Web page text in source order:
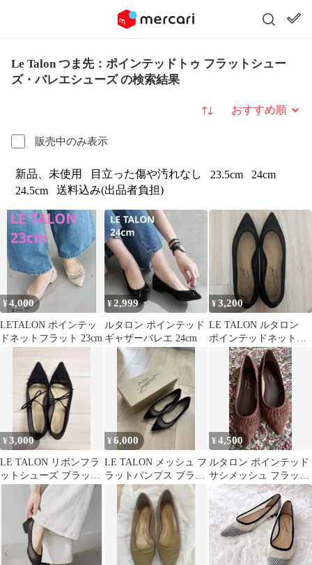
Le Talon つま先：ポインテッドトゥ フラットシュー
ズ・バレエシューズ の検索結果
販売中のみ表示
並び替え
新品、未使用 目立った傷や汚れなし 23.5cm
24cm
24.5cm
送料込み(出品者負担)
¥4,000
LETALON ポインテッ
ドネットフラット 23cm
¥2,999
ルタロン ポインテッド
ギャザーバレエ 24cm
¥3,200
LE TALON ルタロン
ポインテッドネットフ
ラット パンプス ブラッ
¥3,000
LE TALON リボンフラ
ットシューズ ブラック
¥6,000
LE TALON メッシュ フ
ラットパンプス ブラッ
ク22cm
¥4,500
ルタロン ポインテッド
サシメッシュ フラット
シューズ 24.5㎝